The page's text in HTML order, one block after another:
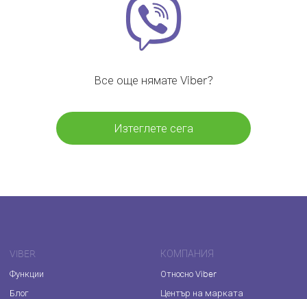
Все още нямате Viber?
Изтеглете сега
VIBER
Функции
Блог
КОМПАНИЯ
Относно Viber
Център на марката